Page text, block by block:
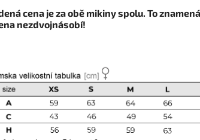
cena je za obě mikiny spolu. To
nezdvojnásobí!